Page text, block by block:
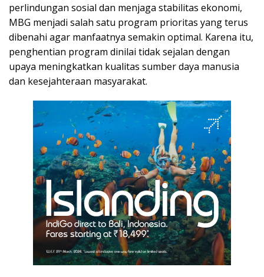
perlindungan sosial dan menjaga stabilitas ekonomi,
MBG menjadi salah satu program prioritas yang terus
dibenahi agar manfaatnya semakin optimal. Karena itu,
penghentian program dinilai tidak sejalan dengan
upaya meningkatkan kualitas sumber daya manusia
dan kesejahteraan masyarakat.